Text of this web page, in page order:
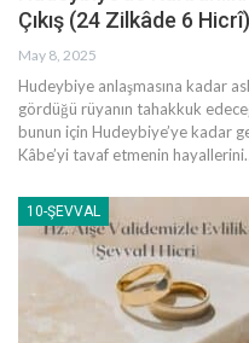
Çıkış (24 Zilkâde 6 Hicrî)
May 8, 2025
Hudeybiye anlaşmasına kadar
gördüğü rüyanın tahakkuk
bunun için Hudeybiye’ye kadar
Kâbe’yi tavaf etmenin hayallerini
10-ŞEVVAL